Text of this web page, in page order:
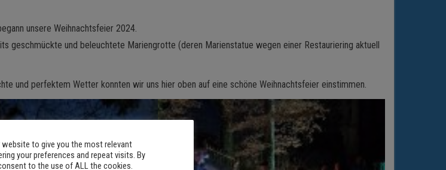
unsere Weihnachtsfeier 2024.
geschmückte und beleuchtete Mariengrotte (deren Marienstatue wegen einer Restauriering aktuell
und perfektem Wetter konnten wir uns hier oben auf eine schöne Weihnachtsfeier einstimmen.
to give you the most relevant
your preferences and repeat visits. By
to the use of ALL the cookies.